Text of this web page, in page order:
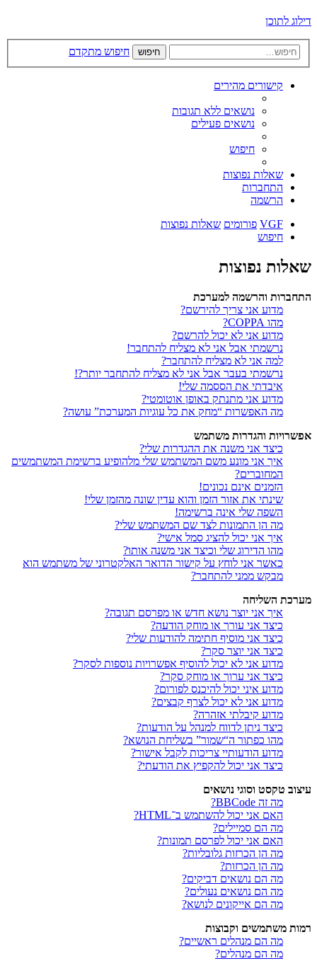
דילוג לתוכן
חיפוש חיפוש מתקדם
קישורים מהירים
נושאים ללא תגובות
נושאים פעילים
חיפוש
שאלות נפוצות
התחברות
הרשמה
VGF פורומים שאלות נפוצות
חיפוש
שאלות נפוצות
התחברות והרשמה למערכת
מדוע אני צריך להירשם?
מהו COPPA?
מדוע אני לא יכול להרשם?
נרשמתי אבל אני לא מצליח להתחבר!
למה אני לא מצליח להתחבר?
נרשמתי בעבר אבל אני לא מצליח להתחבר יותר?!
איבדתי את הססמה שלי!
מדוע אני מתנתק באופן אוטומטי?
מה האפשרות “מחק את כל עוגיות המערכת” עושה?
אפשרויות והגדרות משתמש
כיצד אני משנה את ההגדרות שלי?
איך אני מונע משם המשתמש שלי מלהופיע ברשימת המשתמשים
המחוברים?
הזמנים אינם נכונים!
שינתי את אזור הזמן והוא עדין שונה מהזמן שלי!
השפה שלי אינה ברשימה!
מה הן התמונות לצד שם המשתמש שלי?
איך אני יכול להציג סמל אישי?
מהו הדירוג שלי וכיצד אני משנה אותו?
כאשר אני לוחץ על קישור הדואר האלקטרוני של משתמש הוא
מבקש ממני להתחבר?
מערכת השליחה
איך אני יוצר נושא חדש או מפרסם תגובה?
כיצד אני עורך או מוחק הודעה?
כיצד אני מוסיף חתימה להודעות שלי?
כיצד אני יוצר סקר?
מדוע אני לא יכול להוסיף אפשרויות נוספות לסקר?
כיצד אני ערוך או מוחק סקר?
מדוע איני יכול להיכנס לפורום?
מדוע אני לא יכול לצרף קבצים?
מדוע קיבלתי אזהרה?
כיצד ניתן לדווח למנהל על הודעות?
מהו כפתור ה“שמור” בשליחת הנושא?
מדוע הודעותיי צריכות לקבל אישור?
כיצד אני יכול להקפיץ את הודעתי?
עיצוב טקסט וסוגי נושאים
מה זה BBCode?
האם אני יכול להשתמש ב־HTML?
מה הם סמיילים?
האם אני יכול לפרסם תמונות?
מה הן הכרזות גלובליות?
מה הן הכרזות?
מה הם נושאים דביקים?
מה הם נושאים נעולים?
מה הם אייקונים לנושא?
רמות משתמשים וקבוצות
מה הם מנהלים ראשיים?
מה הם מנהלים?